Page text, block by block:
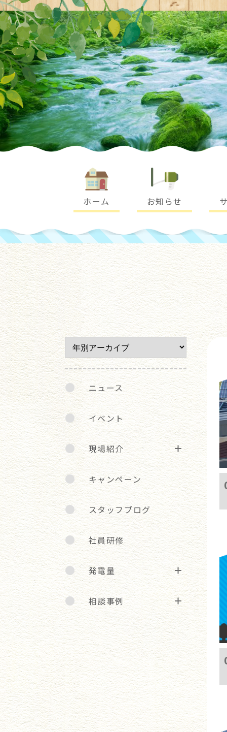
-
ホーム お知らせ
ニュース
イベント
現場紹介
キャンペーン
スタッフブログ
社員研修
発電量
相談事例